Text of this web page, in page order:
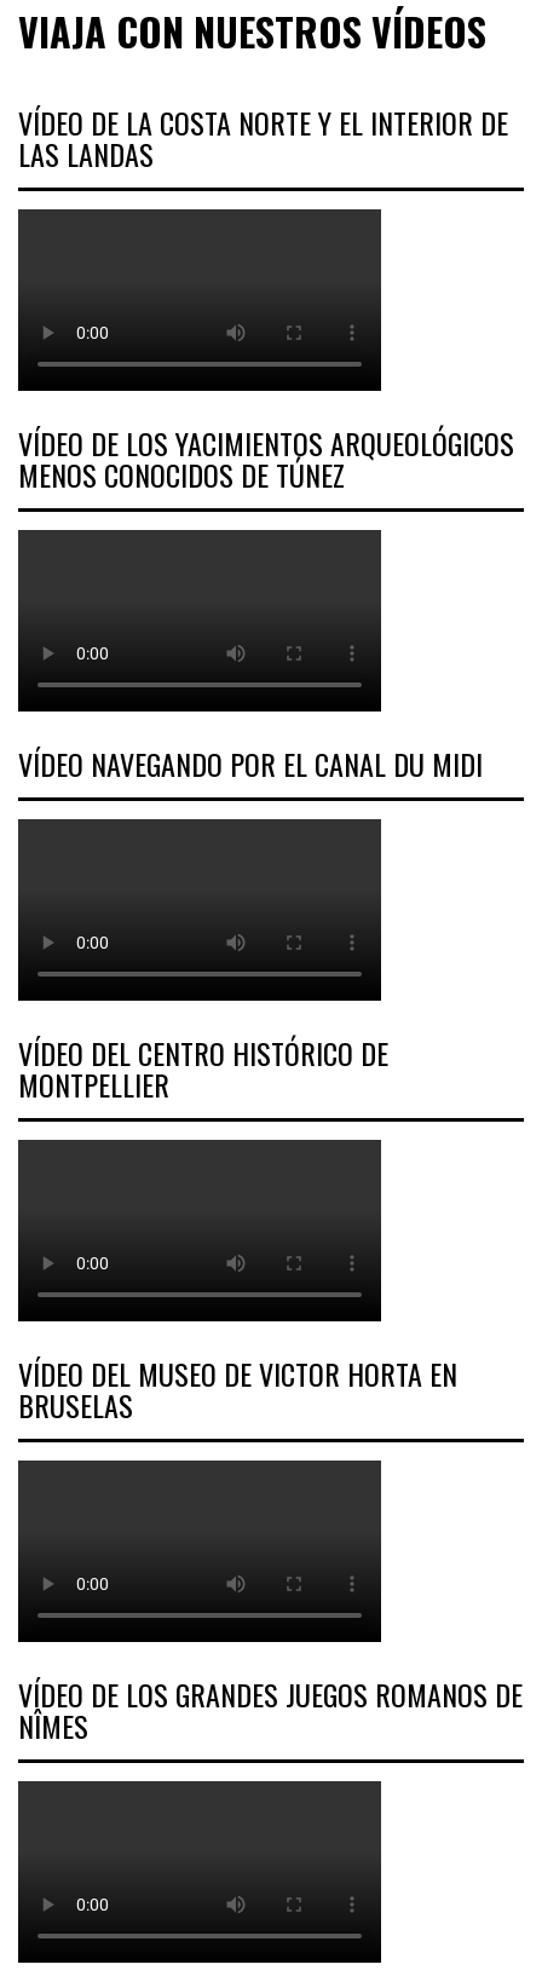
VIAJA CON NUESTROS VÍDEOS
VÍDEO DE LA COSTA NORTE Y EL INTERIOR DE
LAS LANDAS
VÍDEO DE LOS YACIMIENTOS ARQUEOLÓGICOS
MENOS CONOCIDOS DE TÚNEZ
VÍDEO NAVEGANDO POR EL CANAL DU MIDI
VÍDEO DEL CENTRO HISTÓRICO DE
MONTPELLIER
VÍDEO DEL MUSEO DE VICTOR HORTA EN
BRUSELAS
VÍDEO DE LOS GRANDES JUEGOS ROMANOS DE
NÎMES